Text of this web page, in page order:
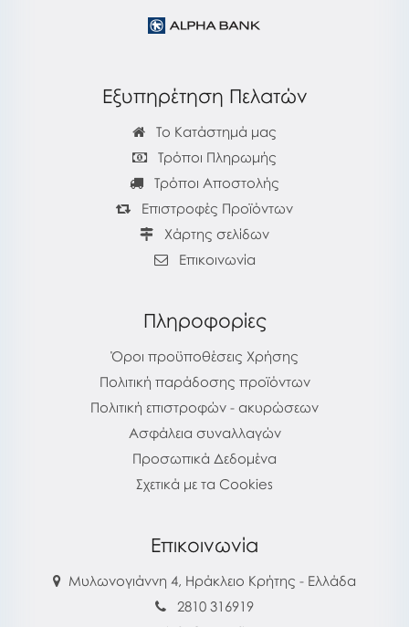
Εξυπηρέτηση Πελατών
Το Κατάστημά μας
Τρόποι Πληρωμής
Τρόποι Αποστολής
Επιστροφές Προϊόντων
Χάρτης σελίδων
Επικοινωνία
Πληροφορίες
Όροι προϋποθέσεις Χρήσης
Πολιτική παράδοσης προϊόντων
Πολιτική επιστροφών - ακυρώσεων
Ασφάλεια συναλλαγών
Προσωπικά Δεδομένα
Σχετικά με τα Cookies
Επικοινωνία
Μυλωνογιάννη 4, Ηράκλειο Κρήτης - Ελλάδα
2810 316919